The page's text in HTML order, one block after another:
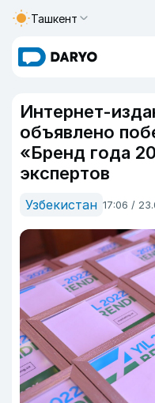
Ташкент
Интернет-
объявлено
«Бренд года
экспертов
Узбекистан 17:06 /